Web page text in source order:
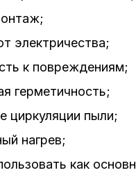
электричества;
к повреждениям;
герметичность;
циркуляции пыли;
нагрев;
как